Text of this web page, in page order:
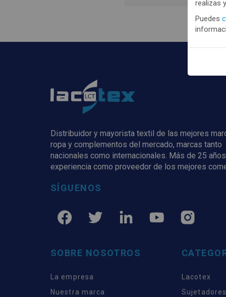
Distribuidor y mayorista textil de las mejores
ropa y complementos del mercado, marcas tanto
nacionales como internacionales. Más de 25
experiencia como proveedor de los mejores
SÍGUENOS
SOBRE NOSOTROS
La empresa
Nuestra marca
Lacotex
realizas
Puedes